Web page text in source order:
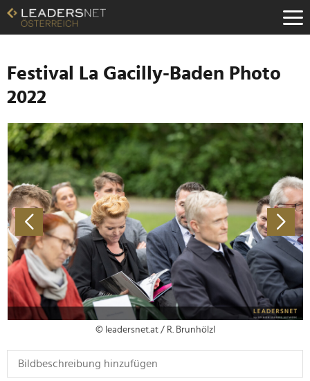
Zum
Inhalt
Zur
Navigation
Zur
Hauptnavigation
Festival La Gacilly-Baden Photo
2022
© leadersnet.at / R. Brunhölzl